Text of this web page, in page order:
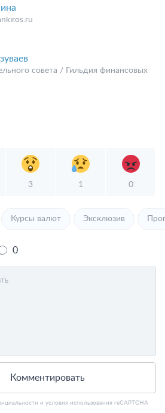
совета / Гильдия финансовых
3 1 0
Курсы валют Эксклюзив
0
Комментировать
и условия использования reCAPTCHA